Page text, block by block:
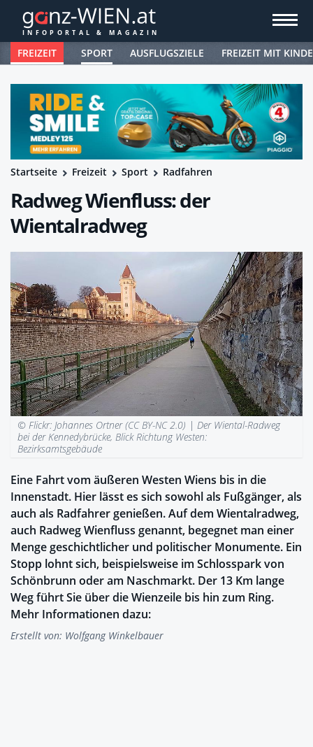
FREIZEIT SPORT AUSFLUGSZIELE FREIZEIT MIT
Startseite Freizeit Sport Radfahren
Radweg Wienfluss: der
Wientalradweg
© Flickr: Johannes Ortner (CC BY-NC 2.0) |Der Wiental-Radweg
bei der Kennedybrücke, Blick Richtung Westen:
Bezirksamtsgebäude
Eine Fahrt vom äußeren Westen Wiens bis in die
Innenstadt. Hier lässt es sich sowohl als Fußgänger, als
auch als Radfahrer genießen. Auf dem Wientalradweg,
auch Radweg Wienfluss genannt, begegnet man einer
Menge geschichtlicher und politischer Monumente. Ein
Stopp lohnt sich, beispielsweise im Schlosspark von
Schönbrunn oder am Naschmarkt. Der 13 Km lange
Weg führt Sie über die Wienzeile bis hin zum Ring.
Mehr Informationen dazu:
Erstellt von: Wolfgang Winkelbauer